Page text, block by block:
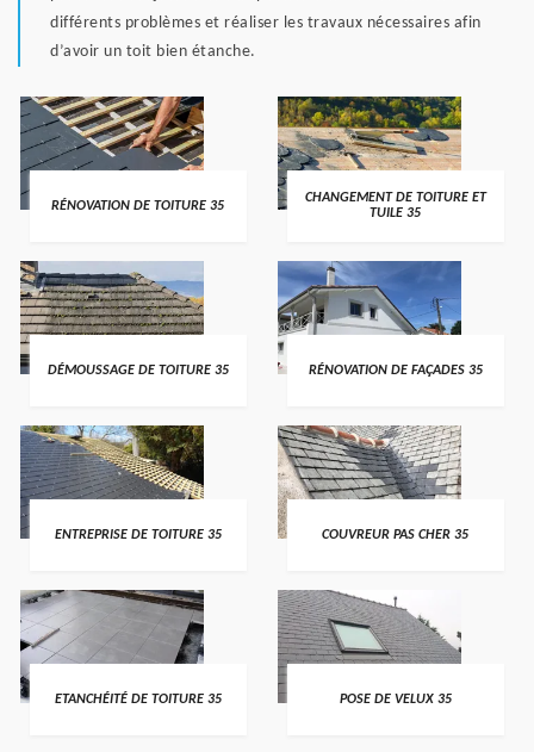
différents problèmes et réaliser les travaux nécessaires afin
d’avoir un toit bien étanche.
RÉNOVATION DE TOITURE 35
CHANGEMENT DE TOITURE ET
TUILE 35
DÉMOUSSAGE DE TOITURE 35 RÉNOVATION DE FAÇADES 35
ENTREPRISE DE TOITURE 35 COUVREUR PAS CHER 35
ETANCHÉITÉ DE TOITURE 35 POSE DE VELUX 35